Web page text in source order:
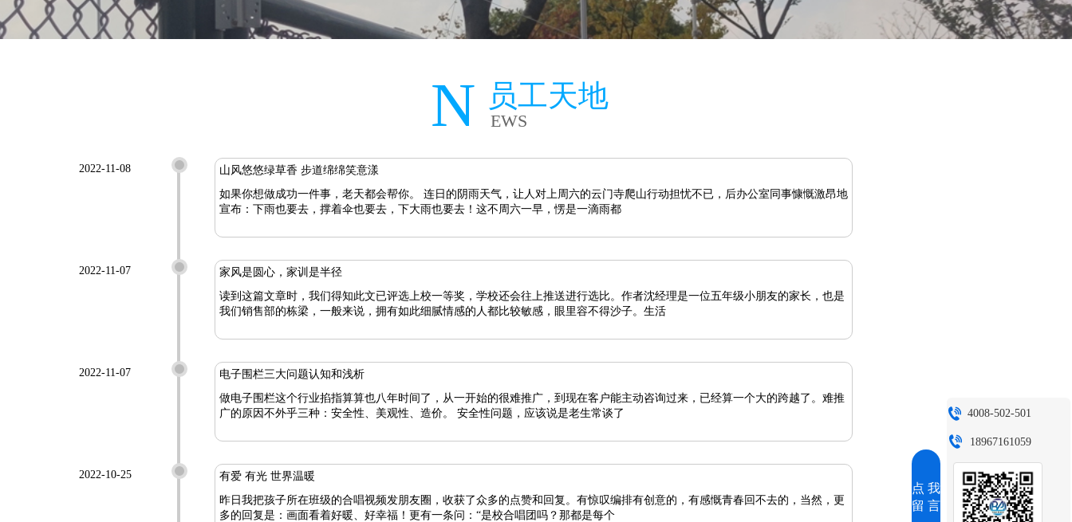
点 我
留 言
4008-502-501
18967161059
员工天地
N EWS
2022-11-08
山风悠悠绿草香 步道绵绵笑意漾
如果你想做成功一件事，老天都会帮你。 连日的阴雨天气，让人对上周六的云门寺爬山行动担忧不已，后办公室同事慷慨激昂地
宣布：下雨也要去，撑着伞也要去，下大雨也要去！这不周六一早，愣是一滴雨都
2022-11-07
家风是圆心，家训是半径
读到这篇文章时，我们得知此文已评选上校一等奖，学校还会往上推送进行选比。作者沈经理是一位五年级小朋友的家长，也是
我们销售部的栋梁，一般来说，拥有如此细腻情感的人都比较敏感，眼里容不得沙子。生活
2022-11-07
电子围栏三大问题认知和浅析
做电子围栏这个行业掐指算算也八年时间了，从一开始的很难推广，到现在客户能主动咨询过来，已经算一个大的跨越了。难推
广的原因不外乎三种：安全性、美观性、造价。 安全性问题，应该说是老生常谈了
2022-10-25
有爱 有光 世界温暖
昨日我把孩子所在班级的合唱视频发朋友圈，收获了众多的点赞和回复。有惊叹编排有创意的，有感慨青春回不去的，当然，更
多的回复是：画面看着好暖、好幸福！更有一条问：“是校合唱团吗？那都是每个